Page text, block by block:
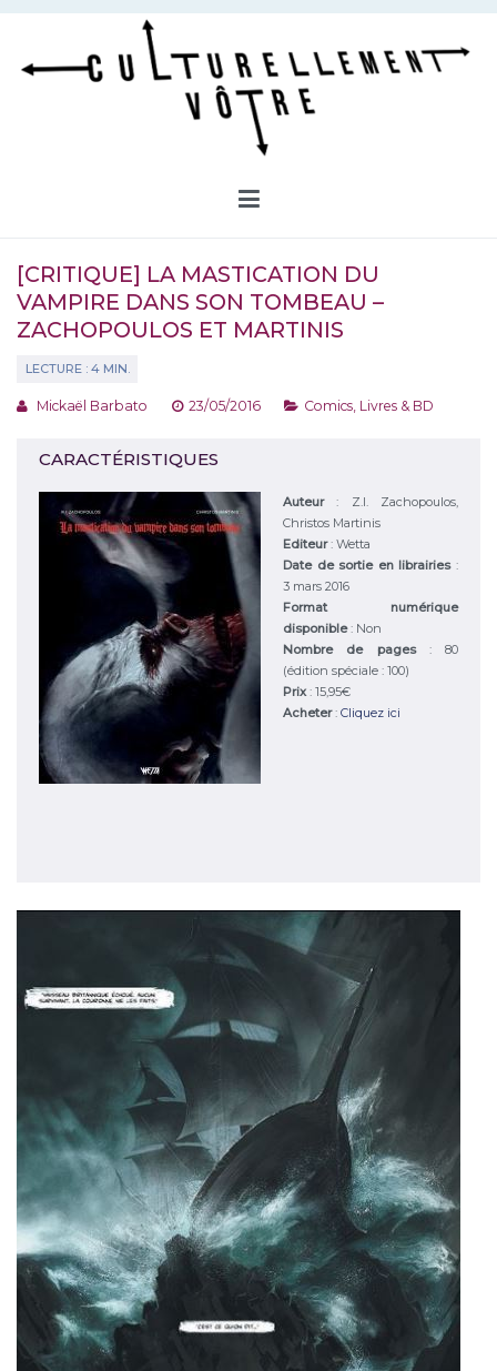
Aller
contenu
[CRITIQUE] LA MASTICATION DU
VAMPIRE DANS SON TOMBEAU –
ZACHOPOULOS ET MARTINIS
Mickaël Barbato 23/05/2016 Comics Livres & BD
CARACTÉRISTIQUES
Auteur: Z.I. Zachopoulos,
Christos Martinis
Editeur: Wetta
Date de sortie en librairies :
3 mars 2016
Format numérique
disponible: Non
Nombre de pages : 80
(édition spéciale : 100)
Prix: 15,95€
Acheter: Cliquez ici